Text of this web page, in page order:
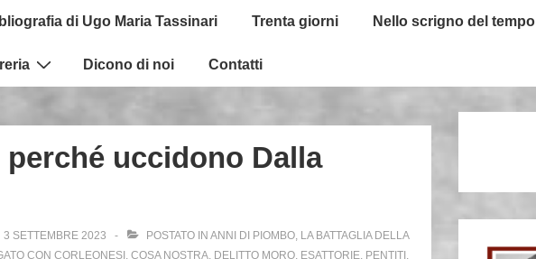
di Ugo Maria Tassinari Trenta giorni Nello scrigno del tempo
Dicono di noi Contatti
perché uccidono Dalla
3 SETTEMBRE 2023 POSTATO IN ANNI DI PIOMBO, LA BATTAGLIA DELLA
CON CORLEONESI , COSA NOSTRA, DELITTO MORO, ESATTORIE, PENTITI ,